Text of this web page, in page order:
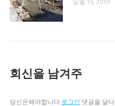
일월 15, 2019
회신을 남겨주
당신은해야합니다 로그인 댓글을 달다.